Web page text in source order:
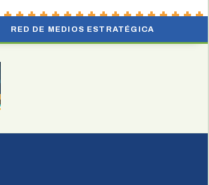
RED DE MEDIOS ESTRATÉGICA